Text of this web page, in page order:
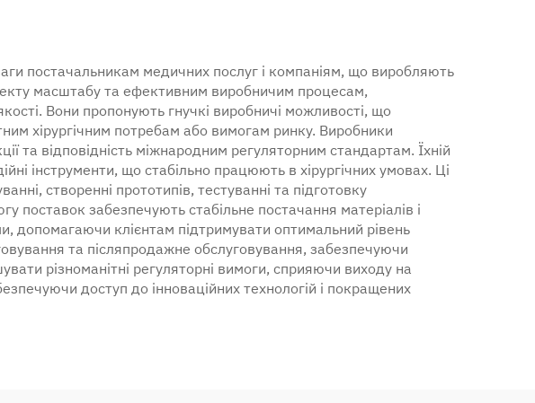
постачальникам медичних послуг і компаніям, що виробляють
масштабу та ефективним виробничим процесам,
Вони пропонують гнучкі виробничі можливості, що
хірургічним потребам або вимогам ринку. Виробники
та відповідність міжнародним регуляторним стандартам. Їхній
інструменти, що стабільно працюють в хірургічних умовах. Ці
створенні прототипів, тестуванні та підготовку
поставок забезпечують стабільне постачання матеріалів і
допомагаючи клієнтам підтримувати оптимальний рівень
та післяпродажне обслуговування, забезпечуючи
різноманітні регуляторні вимоги, сприяючи виходу на
доступ до інноваційних технологій і покращених